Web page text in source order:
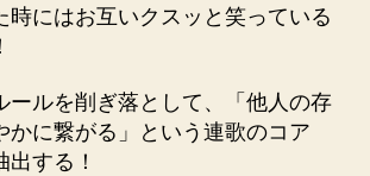
時にはお互いクスッと笑っている
ールを削ぎ落として、「他人の存
かに繋がる」という連歌のコア
出する！